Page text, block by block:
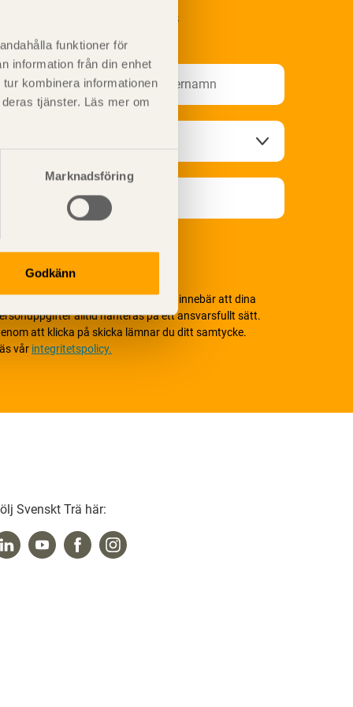
funktioner för
information från din enhet
kombinera informationen
tjänster. Läs mer om
Marknadsföring
Godkänn
på Svenskt Träs
värnar om personlig integritet vilket innebär att dina
alltid hanteras på ett ansvarsfullt sätt.
att klicka på skicka lämnar du ditt samtycke.
vår integritetspolicy.
Svenskt Trä här: